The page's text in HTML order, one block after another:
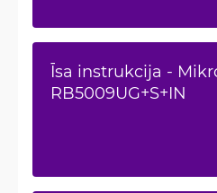
Īsa instrukcija -
RB5009UG+S+IN